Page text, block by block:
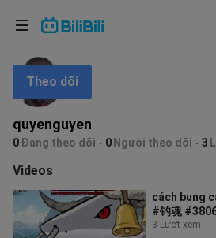
quyenguyen
0Đang theo dõi 0 Người theo dõi 3
Theo dõi
Videos
cách bung
#钓魂
3 Lượt xem
Ngôn ngữ: Tiếng Việt
Lựa chọn ngôn ngữ
English
ภาษาไทย
Tiếng Việt
Bahasa Melayu